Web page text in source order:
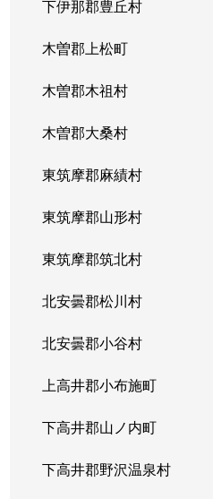
下伊那郡豊丘村
木曽郡上松町
木曽郡木祖村
木曽郡大桑村
東筑摩郡麻績村
東筑摩郡山形村
東筑摩郡筑北村
北安曇郡松川村
北安曇郡小谷村
上高井郡小布施町
下高井郡山ノ内町
下高井郡野沢温泉村